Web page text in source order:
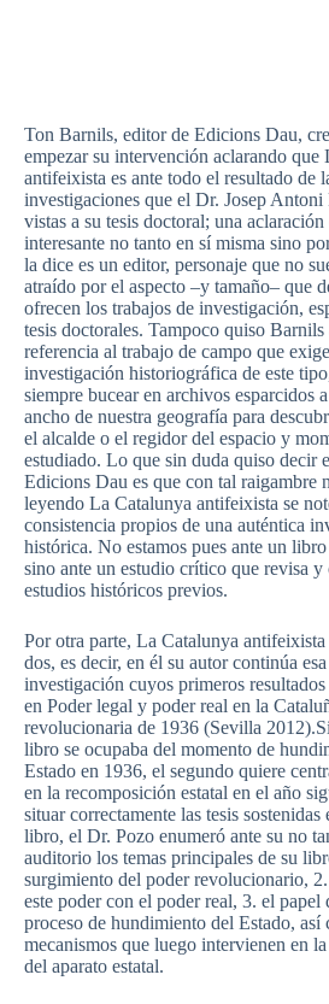
Ton Barnils, editor de Edicions Dau,
empezar su intervención aclarando que
antifeixista es ante todo el resultado de
investigaciones que el Dr. Josep Antoni
vistas a su tesis doctoral; una aclaración
interesante no tanto en sí misma sino
la dice es un editor, personaje que no
atraído por el aspecto –y tamaño– que
ofrecen los trabajos de investigación,
tesis doctorales. Tampoco quiso Barnils
referencia al trabajo de campo que
investigación historiográfica de este
siempre bucear en archivos esparcidos
ancho de nuestra geografía para
el alcalde o el regidor del espacio y
estudiado. Lo que sin duda quiso decir
Edicions Dau es que con tal raigambre
leyendo La Catalunya antifeixista se
consistencia propios de una auténtica
histórica. No estamos pues ante un
sino ante un estudio crítico que revisa y
estudios históricos previos.
Por otra parte, La Catalunya
dos, es decir, en él su autor continúa
investigación cuyos primeros
en Poder legal y poder real en la
revolucionaria de 1936 (Sevilla
libro se ocupaba del momento de
Estado en 1936, el segundo quiere
en la recomposición estatal en el año
situar correctamente las tesis sostenidas
libro, el Dr. Pozo enumeró ante su no
auditorio los temas principales de su
surgimiento del poder revolucionario,
este poder con el poder real, 3. el
proceso de hundimiento del Estado, así
mecanismos que luego intervienen en
del aparato estatal.